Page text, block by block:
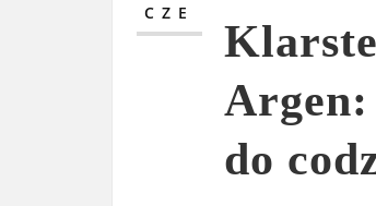
CZE
do